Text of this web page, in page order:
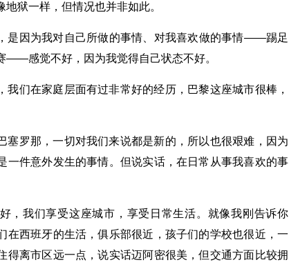
狱一样，但情况也并非如此。
是因为我对自己所做的事情、对我喜欢做的事情——踢足
——感觉不好，因为我觉得自己状态不好。
我们在家庭层面有过非常好的经历，巴黎这座城市很棒，
塞罗那，一切对我们来说都是新的，所以也很艰难，因为
一件意外发生的事情。但说实话，在日常从事我喜欢的事
，我们享受这座城市，享受日常生活。就像我刚告诉你
在西班牙的生活，俱乐部很近，孩子们的学校也很近，一
得离市区远一点，说实话迈阿密很美，但交通方面比较拥